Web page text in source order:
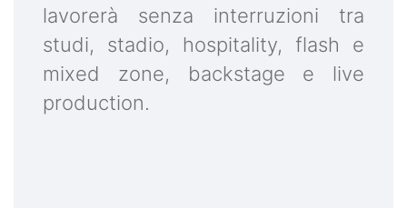
lavorerà senza interruzioni tra
studi, stadio, hospitality, flash e
mixed zone, backstage e live
production.